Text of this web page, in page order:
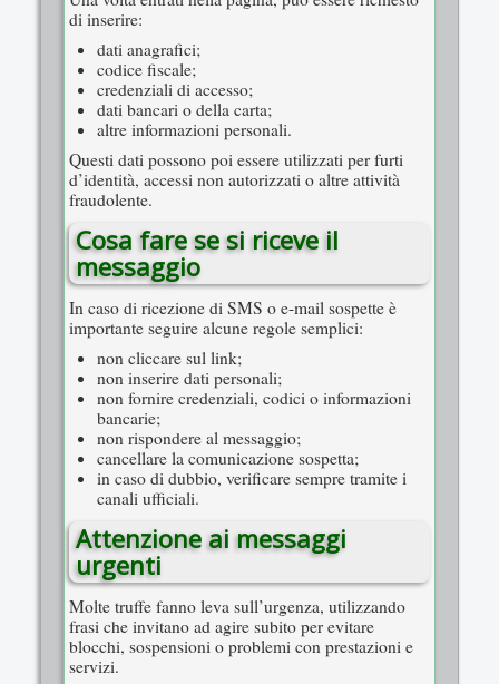
di inserire:
dati anagrafici;
codice fiscale;
credenziali di accesso;
dati bancari o della carta;
altre informazioni personali.
Questi dati possono poi essere utilizzati per furti
d’identità, accessi non autorizzati o altre attività
fraudolente.
Cosa fare se si riceve il
messaggio
In caso di ricezione di SMS o e-mail sospette è
importante seguire alcune regole semplici:
non cliccare sul link;
non inserire dati personali;
non fornire credenziali, codici o informazioni
bancarie;
non rispondere al messaggio;
cancellare la comunicazione sospetta;
in caso di dubbio, verificare sempre tramite i
canali ufficiali.
Attenzione ai messaggi
urgenti
Molte truffe fanno leva sull’urgenza, utilizzando
frasi che invitano ad agire subito per evitare
blocchi, sospensioni o problemi con prestazioni e
servizi.